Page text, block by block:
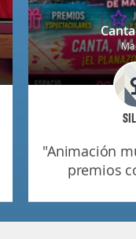
"animación muy buena, pero
premios